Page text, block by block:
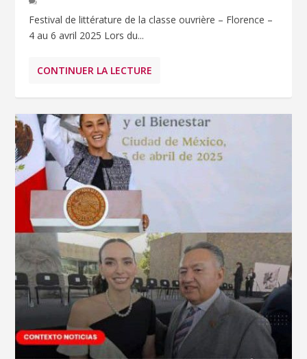
Festival de littérature de la classe ouvrière – Florence –
4 au 6 avril 2025 Lors du...
CONTINUER LA LECTURE